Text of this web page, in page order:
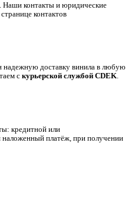
. Наши контакты и юридические
контактов
надежную доставку винила в любую
с курьерской службой CDEK.
кредитной или
наложенный платёж, при получении